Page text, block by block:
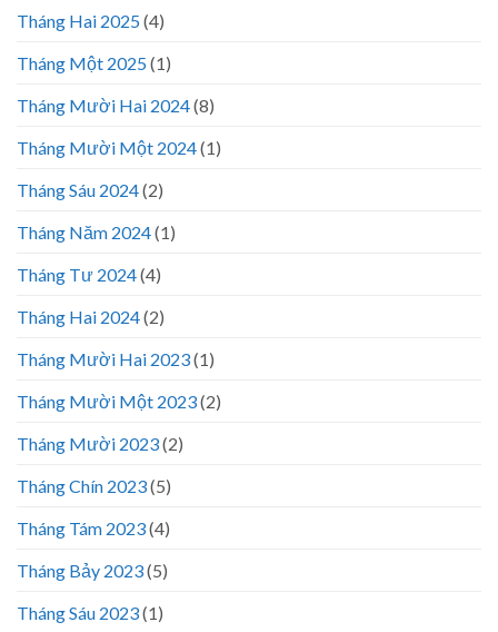
Tháng Hai 2025(4)
Tháng Một 2025(1)
Tháng Mười Hai 2024(8)
Tháng Mười Một 2024(1)
Tháng Sáu 2024(2)
Tháng Năm 2024(1)
Tháng Tư 2024(4)
Tháng Hai 2024(2)
Tháng Mười Hai 2023(1)
Tháng Mười Một 2023(2)
Tháng Mười 2023(2)
Tháng Chín 2023(5)
Tháng Tám 2023(4)
Tháng Bảy 2023(5)
Tháng Sáu 2023(1)